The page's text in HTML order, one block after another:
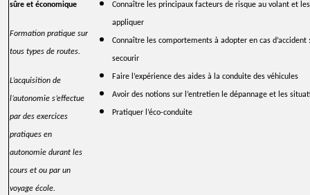
sûre et économique
Formation pratique sur
tous types de routes.
L’acquisition de
l’autonomie s’effectue
par des exercices
pratiques en
autonomie durant les
cours et ou par un
voyage école.
Connaître les principaux facteurs de risque au volant et
appliquer
Connaître les comportements à adopter en cas d’accident
secourir
Faire l’expérience des aides à la conduite des véhicules
Avoir des notions sur l’entretien le dépannage et les
Pratiquer l’éco-conduite